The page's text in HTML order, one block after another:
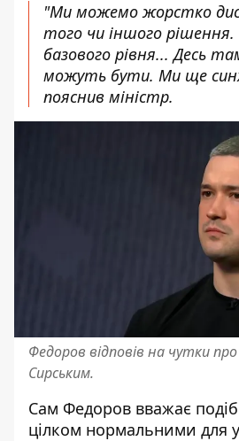
"Ми можемо жорстко
того чи іншого
базового рівня... Десь
можуть бути. Ми ще
пояснив міністр.
Федоров відповів на чутки
Сирським.
Сам Федоров вважає
цілком нормальними для